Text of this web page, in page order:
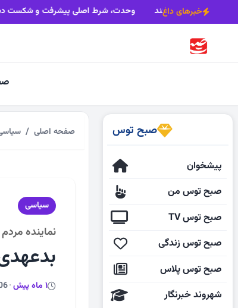
خبرهای داغ
رکود مسکن، بیکاری کارگران را تشدید می‌کند وحدت، شرط
صبح توس
پیشخوان
صبح توس من
صبح توس TV
صبح توس زندگی
صبح توس پلاس
شهروند خبرنگار
صفحه اصلی
سیاسی
نماینده
1 ماه پیش ·